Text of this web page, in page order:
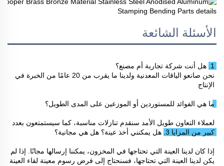
الأسئلة الشائعة
1. هل أنت شركة تجارية أم مصنع؟
الإنتاج
ما هي الفوائد للمستوردين أو الموزعين على المدى الطويل؟
كبير من المزايا 3. هل يمكنني أخذ عينة؟ هل هي مجانية؟
يكن لدينا العينة التي تحتاجها، فسنحتاج إلى فرض رسوم معينة لقاء العينة